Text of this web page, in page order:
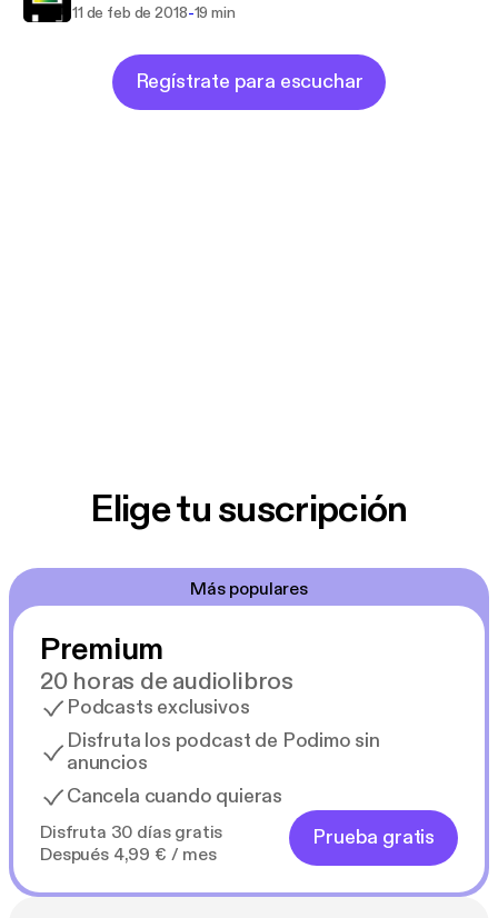
11 de feb de 2018-19 min
Regístrate para escuchar
Elige tu suscripción
Más populares
Premium
20 horas de audiolibros
Podcasts exclusivos
Disfruta los podcast de Podimo sin
anuncios
Cancela cuando quieras
Disfruta 30 días gratis
Después 4,99 € / mes
Prueba gratis